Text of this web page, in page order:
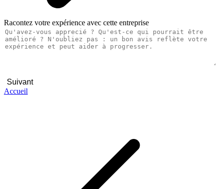
Racontez votre expérience avec cette entreprise
Suivant
Accueil